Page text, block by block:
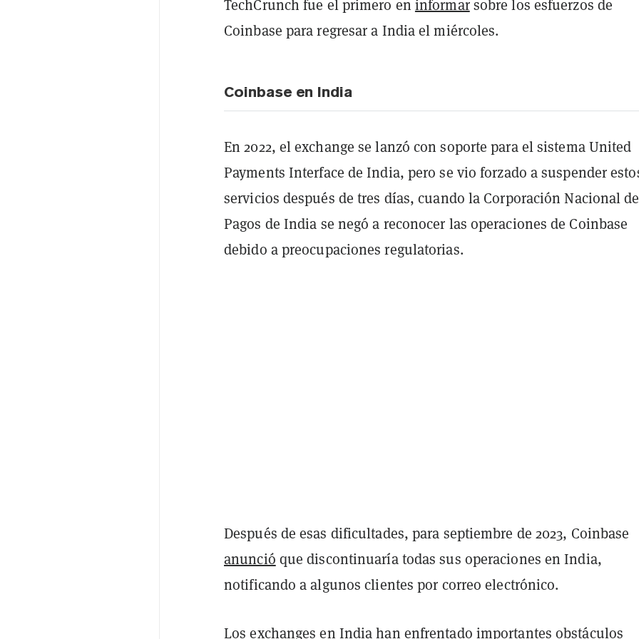
TechCrunch fue el primero en informarsobre los esfuerzos de
Coinbase para regresar a India el miércoles.
Coinbase en India
En 2022, el exchange se lanzó con soporte para el sistema United
Payments Interface de India, pero se vio forzado a suspender
servicios después de tres días, cuando la Corporación Nacional de
Pagos de India se negó a reconocer las operaciones de Coinbase
debido a preocupaciones regulatorias.
Después de esas dificultades, para septiembre de 2023, Coinbase
anunció que discontinuaría todas sus operaciones en India,
notificando a algunos clientes por correo electrónico.
Los exchanges en India han enfrentado importantes obstáculos